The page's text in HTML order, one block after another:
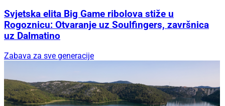
Svjetska elita Big Game ribolova stiže u
Rogoznicu: Otvaranje uz Soulfingers, završnica
uz Dalmatino
Zabava za sve generacije